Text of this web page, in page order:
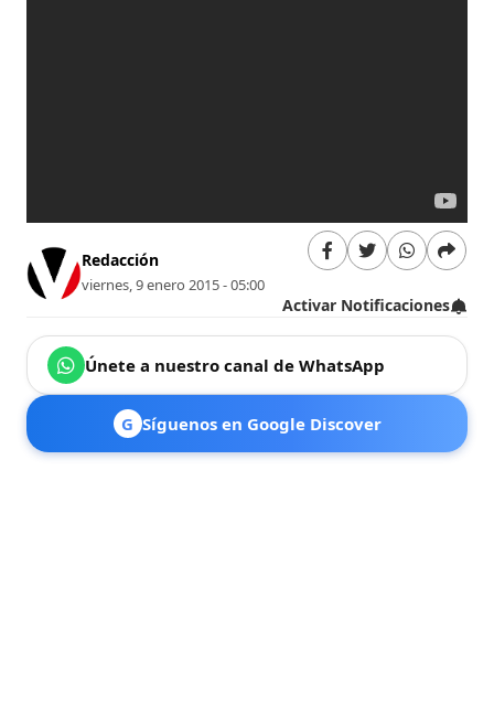
Redacción
viernes, 9 enero 2015 - 05:00
Activar Notificaciones
Únete a nuestro canal de WhatsApp
G Síguenos en Google Discover